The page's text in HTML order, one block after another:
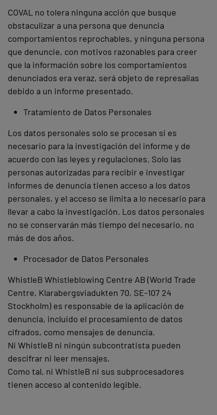
COVAL no tolera ninguna acción que busque
obstaculizar a una persona que denuncia
comportamientos reprochables, y ninguna persona
que denuncie, con motivos razonables para creer
que la información sobre los comportamientos
denunciados era veraz, será objeto de represalias
debido a un informe presentado.
Tratamiento de Datos Personales
Los datos personales solo se procesan si es
necesario para la investigación del informe y de
acuerdo con las leyes y regulaciones. Solo las
personas autorizadas para recibir e investigar
informes de denuncia tienen acceso a los datos
personales, y el acceso se limita a lo necesario para
llevar a cabo la investigación. Los datos personales
no se conservarán más tiempo del necesario, no
más de dos años.
Procesador de Datos Personales
WhistleB Whistleblowing Centre AB (World Trade
Centre, Klarabergsviadukten 70, SE-107 24
Stockholm) es responsable de la aplicación de
denuncia, incluido el procesamiento de datos
cifrados, como mensajes de denuncia.
Ni WhistleB ni ningún subcontratista pueden
descifrar ni leer mensajes.
Como tal, ni WhistleB ni sus subprocesadores
tienen acceso al contenido legible.